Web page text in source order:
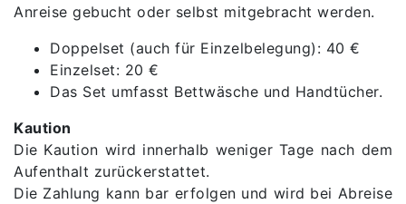
Anreise gebucht oder selbst mitgebracht werden.
Doppelset (auch für Einzelbelegung): 40 €
Einzelset: 20 €
Das Set umfasst Bettwäsche und Handtücher.
Kaution
Die Kaution wird innerhalb weniger Tage nach dem
Aufenthalt zurückerstattet.
Die Zahlung kann bar erfolgen und wird bei Abreise